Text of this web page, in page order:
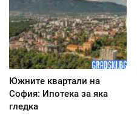
Южните квартали на
София: Ипотека за яка
гледка